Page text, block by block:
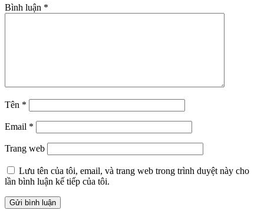
Bình luận *
Tên *
Email *
Trang web
Lưu tên của tôi, email, và trang web trong trình duyệt này cho
lần bình luận kế tiếp của tôi.